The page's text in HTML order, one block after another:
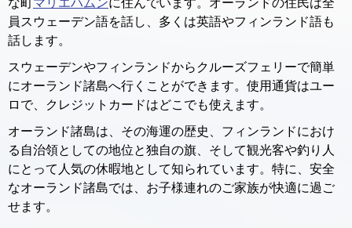
な町マリエハムンに住んでいます。オーランドの住民は全
員スウェーデン語を話し、多くは英語やフィンランド語も
話します。
スウェーデンやフィンランドからクルーズフェリーで簡単
にオーランド諸島へ行くことができます。使用通貨はユー
ロで、クレジットカードはどこでも使えます。
オーランド諸島は、その海運の歴史、フィンランドにおけ
る自治領としての地位と独自の旗、そして観光客や釣り人
にとって人気の休暇地として知られています。特に、安全
なオーランド諸島では、お子様連れのご家族が快適に過ご
せます。